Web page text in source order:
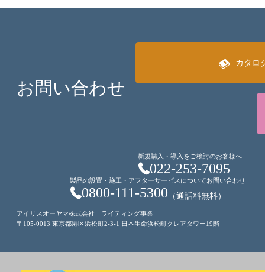
お問い合わせ
カタロ
新規購入・導入をご検討のお客様へ
022-253-7095
製品の設置・施工・アフターサービスについてお問い合わせ
0800-111-5300 （通話料無料）
アイリスオーヤマ株式会社 ライティング事業
〒105-0013 東京都港区浜松町2-3-1 日本生命浜松町クレアタワー19階